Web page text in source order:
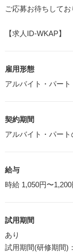
ご応募お待ちしてお
【求人ID-WKAP】
雇用形態
アルバイト・パート
契約期間
アルバイト・パー
給与
時給 1,050円〜1,200
試用期間
あり
試用期間(研修期間)